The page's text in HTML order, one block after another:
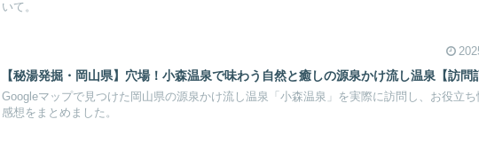
いて。
【秘湯発掘・岡山県】穴場！小森温泉で味わう自然と癒しの源泉かけ流し温泉【訪問
Googleマップで見つけた岡山県の源泉かけ流し温泉「小森温泉」を実際に訪問し、お役立ち
感想をまとめました。